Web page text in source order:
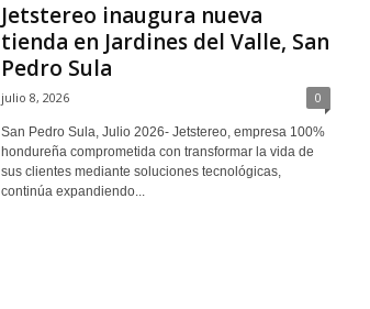
Jetstereo inaugura nueva
tienda en Jardines del Valle, San
Pedro Sula
julio 8, 2026 0
San Pedro Sula, Julio 2026- Jetstereo, empresa 100%
hondureña comprometida con transformar la vida de
sus clientes mediante soluciones tecnológicas,
continúa expandiendo...